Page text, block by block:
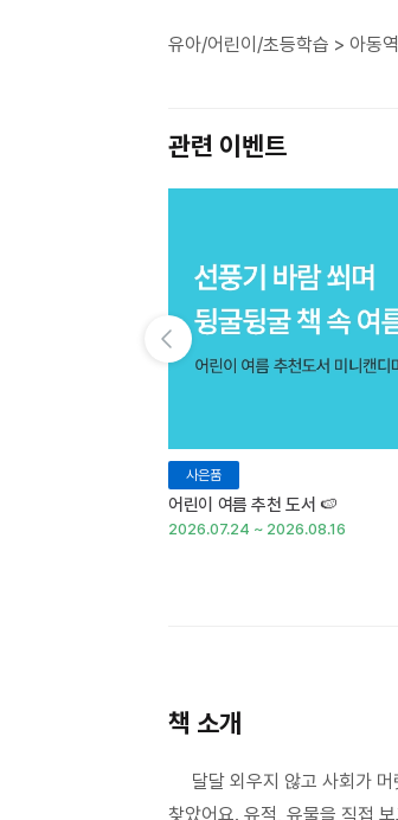
유아/어린이/초등학습 > 아동
관련 이벤트
사은품
어린이 여름 추천 도서 🍉
2026.07.24 ~ 2026.08.16
책 소개
달달 외우지 않고 사회가 머
찾았어요. 유적, 유물을 직접